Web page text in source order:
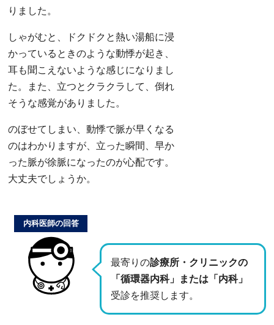
りました。
しゃがむと、ドクドクと熱い湯船に浸
かっているときのような動悸が起き、
耳も聞こえないような感じになりまし
た。また、立つとクラクラして、倒れ
そうな感覚がありました。
のぼせてしまい、動悸で脈が早くなる
のはわかりますが、立った瞬間、早か
った脈が徐脈になったのが心配です。
大丈夫でしょうか。
最寄りの診療所・クリニックの
「循環器内科」または「内科」
受診を推奨します。
内科医師の回答